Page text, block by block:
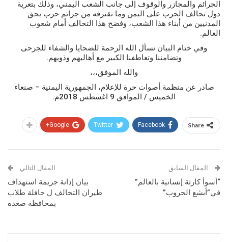
الجرائم والمجازر والوقوف إلى جانب الشعب اليمني، وذلك بتعرية
دول تحالف الحرب على اليمن وما تقترفه من جرائم حرب بحق
المدنيين من أبناء هذا الشعب، وفضح هذا التحالف أمام شعوب
العالم.
وفي ختام البيان نسأل الله الرحمة للضحايا والشفاء للجرحى
وتضامننا وتعاطفنا الكبير مع أهاليهم وذويهم.
والله الموفق،،،
صادر عن منظمة أصوات حرة للإعلام، الجمهورية اليمنية – صنعاء
الخميس / الموافق 9 اغسطس 2018م.
Share
Facebook
Twitter
Google+
المقال السابق
“أسوأ كارثة إنسانية بالعالم”
في”أبشع الحروب”
المقال التالي
بيان إدانة جريمة استهداف
طيران التحالف ل حافلة طلاب
بمحافظة صعده